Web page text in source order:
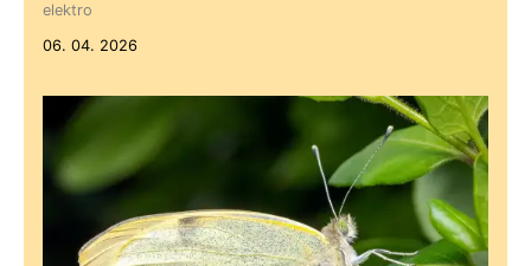
elektro
06. 04. 2026